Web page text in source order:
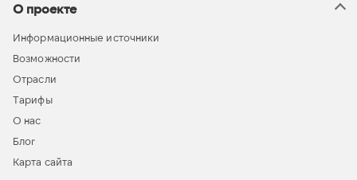
О проекте
Информационные источники
Возможности
Отрасли
Тарифы
О нас
Блог
Карта сайта